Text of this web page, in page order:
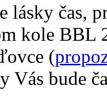
lásky čas,
kole BBL
(
Vás bude